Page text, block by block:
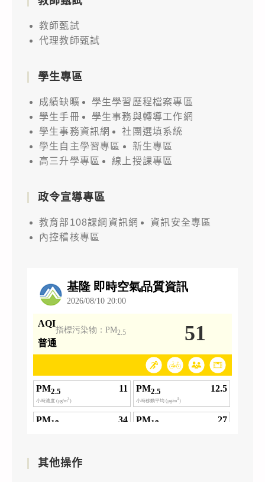
教師甄試
代理教師甄試
學生專區
成績缺曠
學生學習歷程檔案專區
學生手冊
學生事務與轉導工作網
學生事務資訊網
社團選填系統
學生自主學習專區
新生專區
高三升學專區
線上授課專區
政令宣導專區
教育部108課綱資訊網
資訊安全專區
內控稽核專區
其他操作